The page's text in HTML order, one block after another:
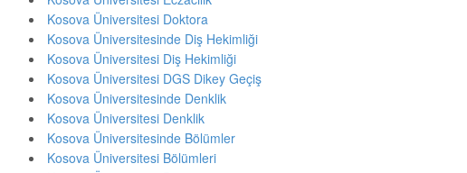
Kosova Üniversitesi Doktora
Kosova Üniversitesinde Diş Hekimliği
Kosova Üniversitesi Diş Hekimliği
Kosova Üniversitesi DGS Dikey Geçiş
Kosova Üniversitesinde Denklik
Kosova Üniversitesi Denklik
Kosova Üniversitesinde Bölümler
Kosova Üniversitesi Bölümleri